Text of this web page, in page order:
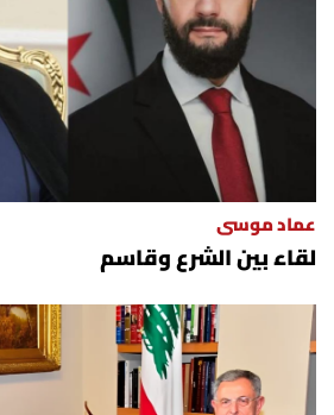
عماد موسى
لقاء بين الشرع وقاسم